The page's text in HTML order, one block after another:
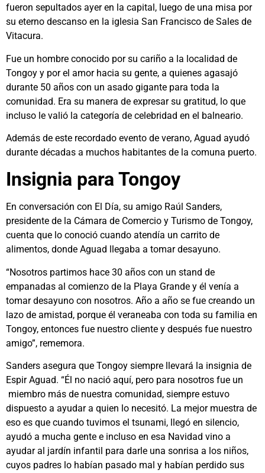
fueron sepultados ayer en la capital, luego de una misa por
su eterno descanso en la iglesia San Francisco de Sales de
Vitacura.
Fue un hombre conocido por su cariño a la localidad de
Tongoy y por el amor hacia su gente, a quienes agasajó
durante 50 años con un asado gigante para toda la
comunidad. Era su manera de expresar su gratitud, lo que
incluso le valió la categoría de celebridad en el balneario.
Además de este recordado evento de verano, Aguad ayudó
durante décadas a muchos habitantes de la comuna puerto.
Insignia para Tongoy
En conversación con El Día, su amigo Raúl Sanders,
presidente de la Cámara de Comercio y Turismo de Tongoy,
cuenta que lo conoció cuando atendía un carrito de
alimentos, donde Aguad llegaba a tomar desayuno.
“Nosotros partimos hace 30 años con un stand de
empanadas al comienzo de la Playa Grande y él venía a
tomar desayuno con nosotros. Año a año se fue creando un
lazo de amistad, porque él veraneaba con toda su familia en
Tongoy, entonces fue nuestro cliente y después fue nuestro
amigo”, rememora.
Sanders asegura que Tongoy siempre llevará la insignia de
Espir Aguad. “Él no nació aquí, pero para nosotros fue un
miembro más de nuestra comunidad, siempre estuvo
dispuesto a ayudar a quien lo necesitó. La mejor muestra de
eso es que cuando tuvimos el tsunami, llegó en silencio,
ayudó a mucha gente e incluso en esa Navidad vino a
ayudar al jardín infantil para darle una sonrisa a los niños,
cuyos padres lo habían pasado mal y habían perdido sus